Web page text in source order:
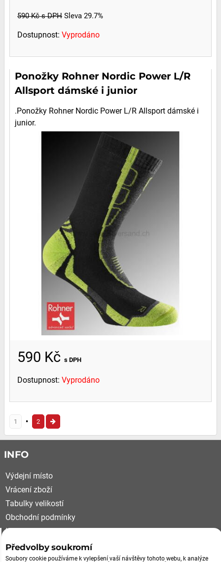
590 Kčs DPH Sleva 29.7%
Dostupnost: Vyprodáno
Ponožky Rohner Nordic Power L/R
Allsport dámské i junior
.Ponožky Rohner Nordic Power L/R Allsport dámské i
junior.
590 Kč s DPH
Dostupnost: Vyprodáno
1 2
INFO
Výdejní místo
Vrácení zboží
Tabulky velikostí
Obchodní podmínky
Kariéra
Reklamační řád
Předvolby soukromí
Soubory cookie používáme k vylepšení vaší návštěvy tohoto webu, k analýze